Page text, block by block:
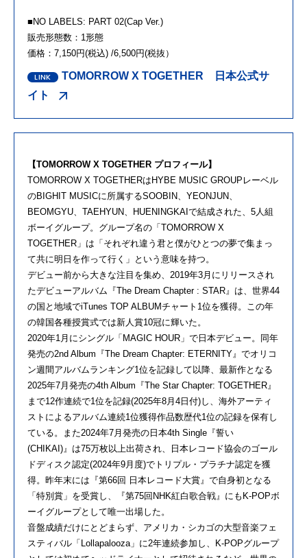
■NO LABELS: PART 02(Cap Ver.)
販売形態数：1形態
価格：7,150円(税込) /6,500円(税抜）
TOMORROW X TOGETHER 日本公式サ
イト
【TOMORROW X TOGETHER プロフィール】
TOMORROW X TOGETHERはHYBE MUSIC GROUPレーベル
のBIGHIT MUSICに所属するSOOBIN、YEONJUN、
BEOMGYU、TAEHYUN、HUENINGKAIで結成された、5人組
ボーイグループ。グループ名の「TOMORROW X
TOGETHER」は「それぞれ違う君と僕がひとつの夢で集まっ
て共に明日を作って行く」という意味を持つ。
デビュー前から大きな注目を集め、2019年3月にリリースされ
たデビューアルバム『The Dream Chapter : STAR』は、世界44
の国と地域でiTunes TOP ALBUMチャート1位を獲得。この年
の韓国各種授賞式では新人賞10冠に輝いた。
2020年1月にシングル「MAGIC HOUR」で日本デビュー。同年
発売の2nd Album『The Dream Chapter: ETERNITY』でオリコ
ン週間アルバムランキング1位を記録して以降、最新作となる
2025年7月発売の4th Album『The Star Chapter: TOGETHER』
まで12作連続で1位を記録(2025年8月4日付)し、海外アーティ
ストによるアルバム連続1位獲得作品数歴代1位の記録を保有し
ている。また2024年7月発売の日本4th Single『誓い
(CHIKAI)』は75万枚以上出荷され、日本レコード協会のゴール
ドディスク認定(2024年9月度)でトリプル・プラチナ認定を獲
得。昨年末には『第66回 日本レコード大賞』で自身初となる
「特別賞」を受賞し、『第75回NHK紅白歌合戦』にもK-POPボ
ーイグループとして唯一出場した。
音盤成績だけにとどまらず、アメリカ・シカゴの大型音楽フェ
スティバル「Lollapalooza」に2年連続参加し、K-POPグループ